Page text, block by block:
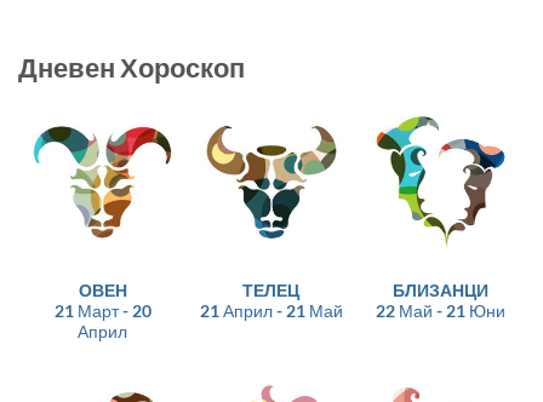
Дневен Хороскоп
ОВЕН
21 Март - 20
Април
ТЕЛЕЦ
21 Април - 21 Май
БЛИЗАНЦИ
22 Май - 21 Юни